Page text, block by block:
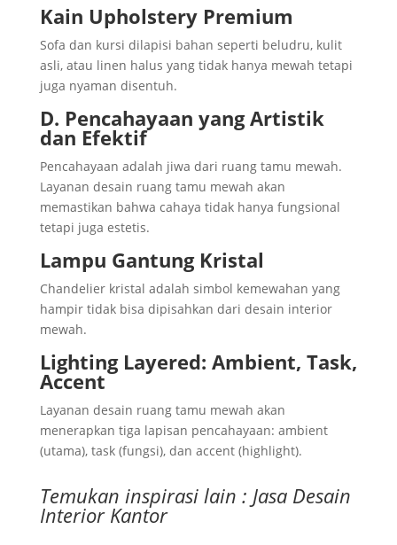
Kain Upholstery Premium
Sofa dan kursi dilapisi bahan seperti beludru, kulit
asli, atau linen halus yang tidak hanya mewah tetapi
juga nyaman disentuh.
D. Pencahayaan yang Artistik
dan Efektif
Pencahayaan adalah jiwa dari ruang tamu mewah.
Layanan desain ruang tamu mewah akan
memastikan bahwa cahaya tidak hanya fungsional
tetapi juga estetis.
Lampu Gantung Kristal
Chandelier kristal adalah simbol kemewahan yang
hampir tidak bisa dipisahkan dari desain interior
mewah.
Lighting Layered: Ambient, Task,
Accent
Layanan desain ruang tamu mewah akan
menerapkan tiga lapisan pencahayaan: ambient
(utama), task (fungsi), dan accent (highlight).
Temukan inspirasi lain : Jasa Desain
Interior Kantor